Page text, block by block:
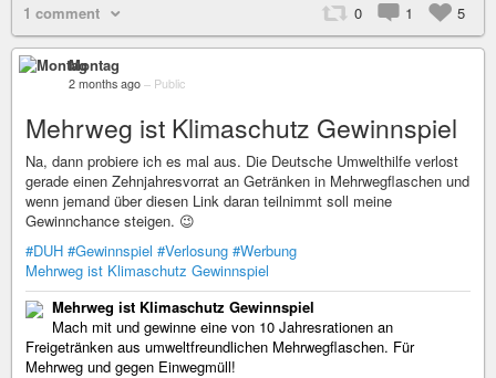
1 comment 0 1 5
Montag
2 months ago – Public
Mehrweg ist Klimaschutz Gewinnspiel
Na, dann probiere ich es mal aus. Die Deutsche Umwelthilfe verlost
gerade einen Zehnjahresvorrat an Getränken in Mehrwegflaschen und
wenn jemand über diesen Link daran teilnimmt soll meine
Gewinnchance steigen. 😉
#DUH #Gewinnspiel #Verlosung #Werbung
Mehrweg ist Klimaschutz Gewinnspiel
Mehrweg ist Klimaschutz Gewinnspiel
Mach mit und gewinne eine von 10 Jahresrationen an
Freigetränken aus umweltfreundlichen Mehrwegflaschen. Für
Mehrweg und gegen Einwegmüll!